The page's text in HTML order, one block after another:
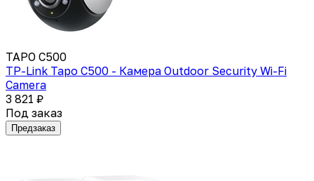
TAPO C500
TP-Link Tapo C500 - Камера Outdoor Security Wi-Fi
Camera
3 821 ₽
Под заказ
Предзаказ